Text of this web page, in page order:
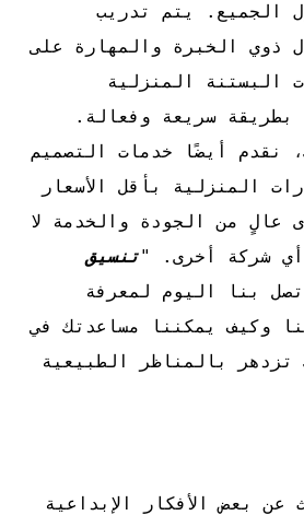
الجميع. يتم تدريب
ذوي الخبرة والمهارة على
البستنة المنزلية
بطريقة سريعة وفعالة.
نقدم أيضًا خدمات التصميم
المنزلية بأقل الأسعار
عالٍ من الجودة والخدمة لا
شركة أخرى. "تنسيق
بنا اليوم لمعرفة
وكيف يمكننا مساعدتك في
بالمناظر الطبيعية
عن بعض الأفكار الإبداعية